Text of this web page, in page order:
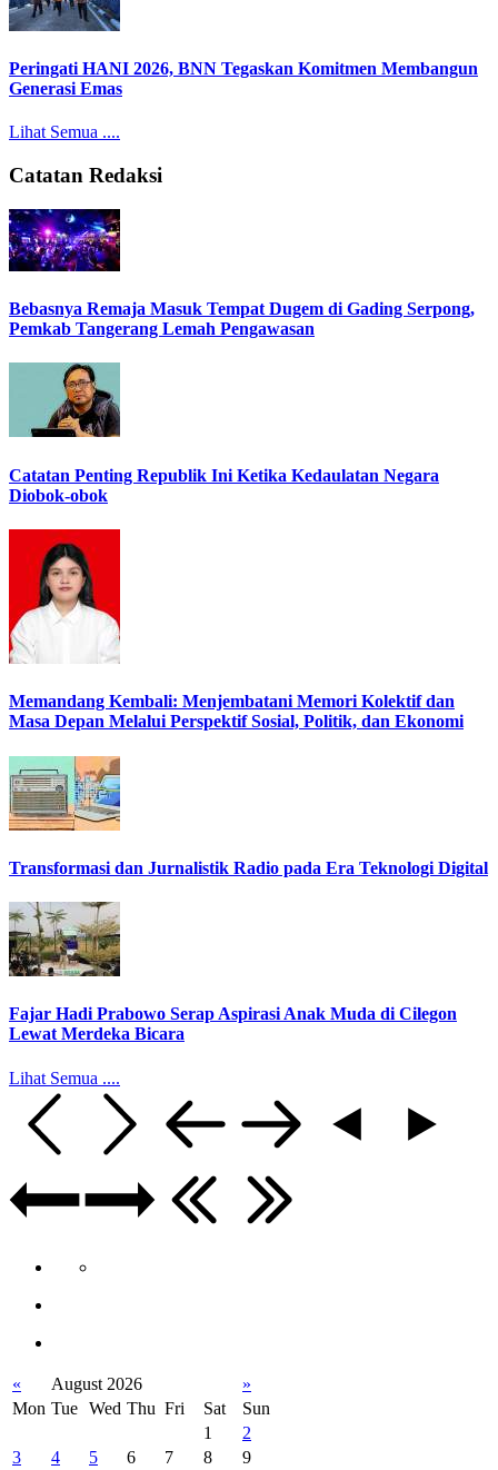
Peringati HANI 2026, BNN Tegaskan Komitmen Membangun
Generasi Emas
Lihat Semua ....
Catatan Redaksi
Bebasnya Remaja Masuk Tempat Dugem di Gading Serpong,
Pemkab Tangerang Lemah Pengawasan
Catatan Penting Republik Ini Ketika Kedaulatan Negara
Diobok-obok
Memandang Kembali: Menjembatani Memori Kolektif dan
Masa Depan Melalui Perspektif Sosial, Politik, dan Ekonomi
Transformasi dan Jurnalistik Radio pada Era Teknologi Digital
Fajar Hadi Prabowo Serap Aspirasi Anak Muda di Cilegon
Lewat Merdeka Bicara
Lihat Semua ....
« August 2026
»
Mon Tue Wed Thu Fri Sat
Sun
1
2
3
4 5 6 7 8
9